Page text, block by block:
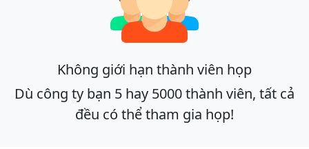
Không giới hạn thành viên họp
Dù công ty bạn 5 hay 5000 thành viên, tất cả
đều có thể tham gia họp!